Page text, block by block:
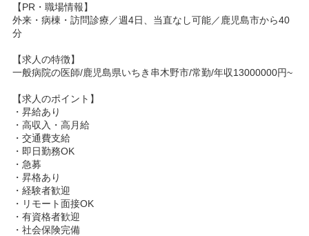
【PR・職場情報】
外来・病棟・訪問診療／週4日、当直なし可能／鹿児島市から40
分
【求人の特徴】
一般病院の医師/鹿児島県いちき串木野市/常勤/年収13000000円~
【求人のポイント】
・昇給あり
・高収入・高月給
・交通費支給
・即日勤務OK
・急募
・昇格あり
・経験者歓迎
・リモート面接OK
・有資格者歓迎
・社会保険完備